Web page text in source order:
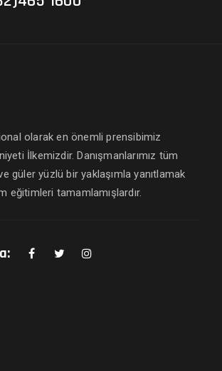
olarak en önemli prensibimiz
İlkemizdir. Danışmanlarımız tüm
güler yüzlü bir yaklaşımla yanıtlamak
eğitimleri tamamlamışlardır.